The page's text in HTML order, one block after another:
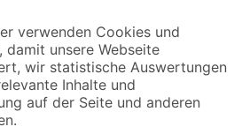
und Aktionen mehr verpassen!